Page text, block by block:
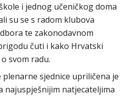
i jednog učeničkog doma
su se s radom klubova
te zakonodavnom
čuti i kako Hrvatski
svom radu.
sjednice upriličena je
najuspješnijim natjecateljima